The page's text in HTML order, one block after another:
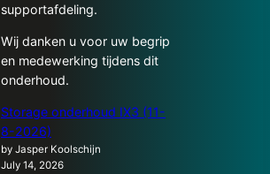
supportafdeling.
Wij danken u voor uw begrip
en medewerking tijdens dit
onderhoud.
Storage onderhoud IX3 (11-
8-2026)
by Jasper Koolschijn
July 14, 2026